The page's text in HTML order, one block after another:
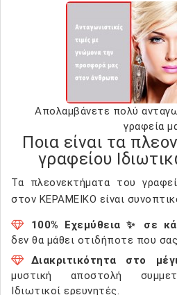
Απολαμβάνετε πολύ
γραφεία
Ποια είναι τα
γραφείου
Τα πλεονεκτήματα του
στον ΚΕΡΑΜΕΙΚΟ είναι
100% Εχεμύθεια ✨ σε
δεν θα μάθει οτιδήποτε που
Διακριτικότητα στο
μυστική αποστολή
Ιδιωτικοί ερευνητές.